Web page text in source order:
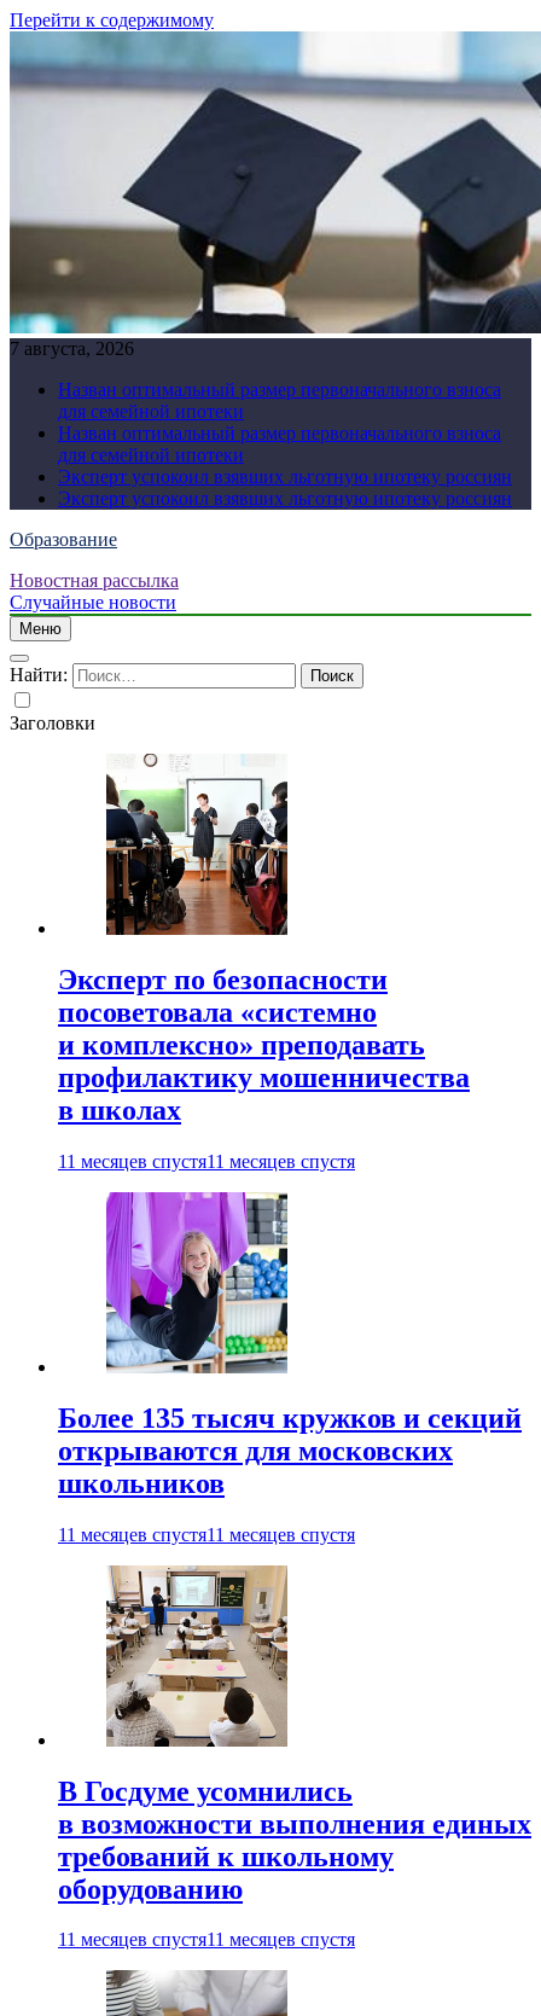
Перейти к содержимому
7 августа, 2026
Назван оптимальный размер первоначального взноса
для семейной ипотеки
Назван оптимальный размер первоначального взноса
для семейной ипотеки
Эксперт успокоил взявших льготную ипотеку россиян
Эксперт успокоил взявших льготную ипотеку россиян
Образование
Новостная рассылка
Случайные новости
Меню
Найти:
Заголовки
Эксперт по безопасности
посоветовала «системно
и комплексно» преподавать
профилактику мошенничества
в школах
11 месяцев спустя11 месяцев спустя
Более 135 тысяч кружков и секций
открываются для московских
школьников
11 месяцев спустя11 месяцев спустя
В Госдуме усомнились
в возможности выполнения единых
требований к школьному
оборудованию
11 месяцев спустя11 месяцев спустя